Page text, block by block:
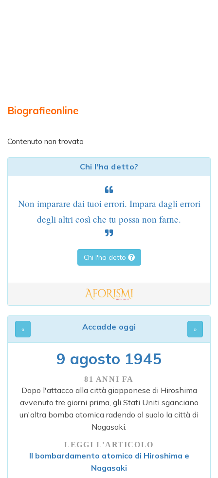
Biografieonline
Contenuto non trovato
Chi l'ha detto?
Non imparare dai tuoi errori. Impara dagli errori
degli altri così che tu possa non farne.
Chi l'ha detto
Accadde oggi
9 agosto 1945
81 ANNI FA
Dopo l'attacco alla città giapponese di Hiroshima
avvenuto tre giorni prima, gli Stati Uniti sganciano
un'altra bomba atomica radendo al suolo la città di
Nagasaki.
LEGGI L'ARTICOLO
Il bombardamento atomico di Hiroshima e
Nagasaki